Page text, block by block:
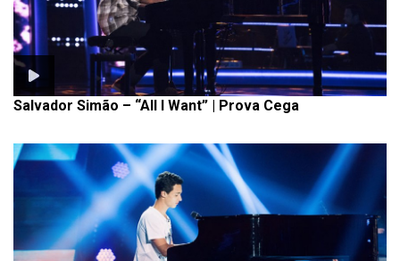
Salvador Simão – “All I Want” | Prova Cega